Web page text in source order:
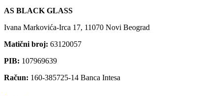
AS BLACK GLASS
Ivana Markovića-Irca 17, 11070 Novi Beograd
Matični broj: 63120057
PIB: 107969639
Račun: 160-385725-14 Banca Intesa